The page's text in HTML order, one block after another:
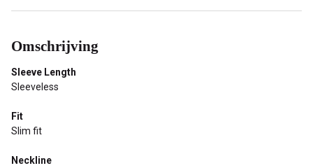
Omschrijving
Sleeve Length
Sleeveless
Fit
Slim fit
Neckline